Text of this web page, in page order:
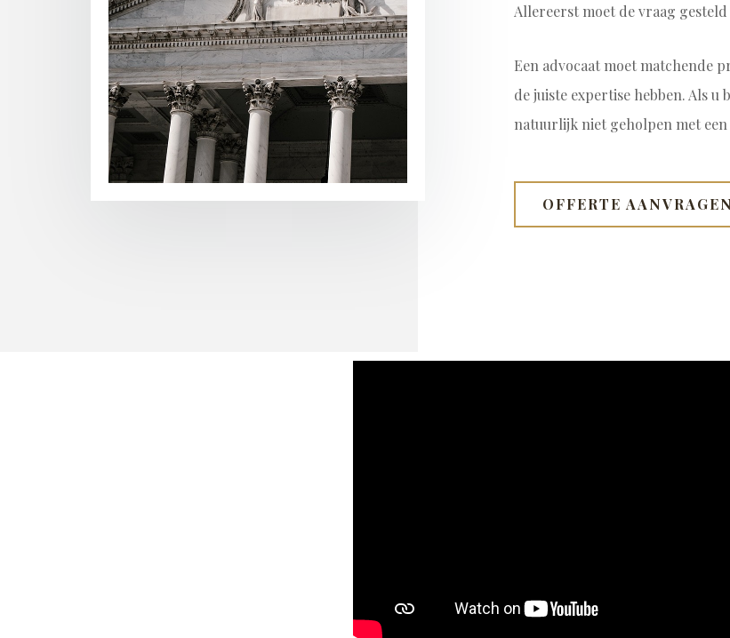
Allereerst moet de vraag
Een advocaat moet matchende
de juiste expertise hebben. Als
natuurlijk niet geholpen met een
OFFERTE AANVRAGEN